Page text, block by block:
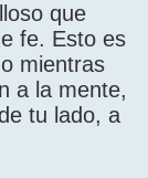
que
fe. Esto es
mientras
a la mente,
tu lado, a